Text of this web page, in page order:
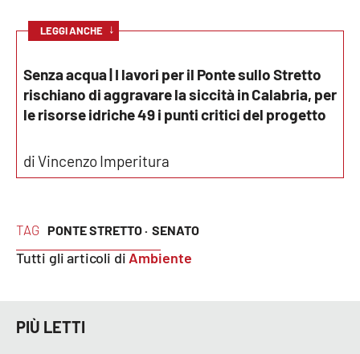
Good Morning Vietnam
Parchi Marini Calabria
Leggendo Alvaro insieme
Venti di comunicazione
LaC TV
TAG PONTE STRETTO · SENATO
Tutti gli articoli diAmbiente
LEGGI ANCHE ↓
Senza acqua | I lavori per il Ponte sullo Stretto
rischiano di aggravare la siccità in Calabria, per
le risorse idriche 49 i punti critici del progetto
di Vincenzo Imperitura
PIÙ LETTI